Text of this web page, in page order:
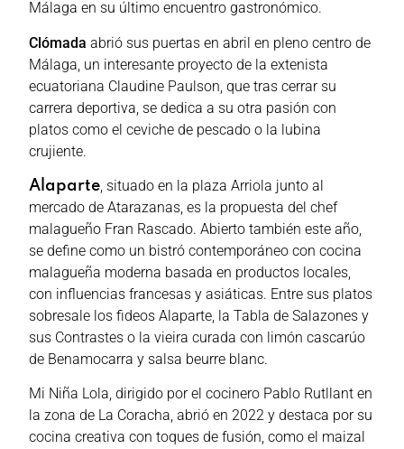
Málaga en su último encuentro gastronómico.
Clómada abrió sus puertas en abril en pleno centro de
Málaga, un interesante proyecto de la extenista
ecuatoriana Claudine Paulson, que tras cerrar su
carrera deportiva, se dedica a su otra pasión con
platos como el ceviche de pescado o la lubina
crujiente.
Alaparte, situado en la plaza Arriola junto al
mercado de Atarazanas, es la propuesta del chef
malagueño Fran Rascado. Abierto también este año,
se define como un bistró contemporáneo con cocina
malagueña moderna basada en productos locales,
con influencias francesas y asiáticas. Entre sus platos
sobresale los fideos Alaparte, la Tabla de Salazones y
sus Contrastes o la vieira curada con limón cascarúo
de Benamocarra y salsa beurre blanc.
Mi Niña Lola, dirigido por el cocinero Pablo Rutllant en
la zona de La Coracha, abrió en 2022 y destaca por su
cocina creativa con toques de fusión, como el maizal